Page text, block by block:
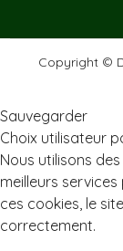
Copyright ©
Sauvegarder
Choix utilisateur
Nous utilisons
meilleurs
ces cookies, le
correctement.